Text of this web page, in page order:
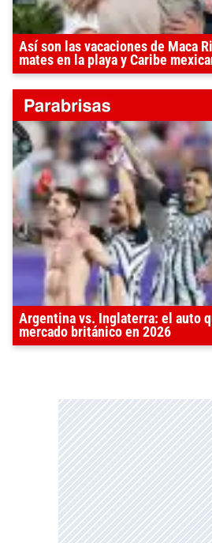
Así son las vacaciones de Maca
mates en la playa y Caribe
Argentina vs. Inglaterra: el auto
mercado británico en 2026